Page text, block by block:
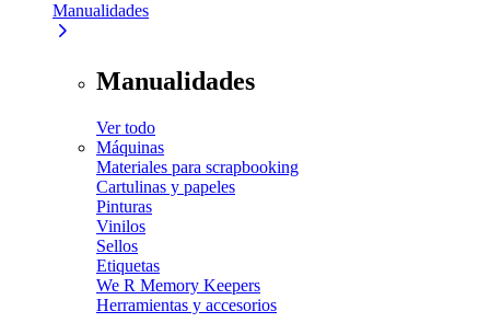
Manualidades
Manualidades
Ver todo
Máquinas
Materiales para scrapbooking
Cartulinas y papeles
Pinturas
Vinilos
Sellos
Etiquetas
We R Memory Keepers
Herramientas y accesorios